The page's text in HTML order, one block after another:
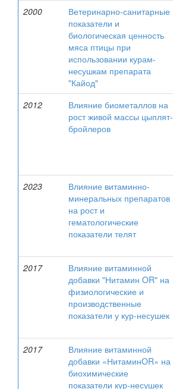
2000
Ветеринарно-санитарные
показатели и
биологическая ценность
мяса птицы при
использовании курам-
несушкам препарата
"Кайод"
2012
Влияние биометаллов на
рост живой массы цыплят-
бройлеров
2023
Влияние витаминно-
минеральных препаратов
на рост и
гематологические
показатели телят
2017
Влияние витаминной
добавки "Нитамин OR" на
физиологические и
производственные
показатели у кур-несушек
2017
Влияние витаминной
добавки «НитаминOR» на
биохимические
показатели кур-несушек